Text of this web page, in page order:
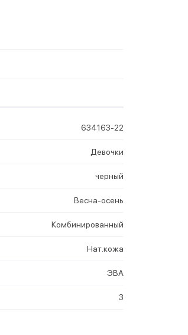
634163-22
Девочки
черный
Весна-осень
Комбинированный
Нат.кожа
ЭВА
3